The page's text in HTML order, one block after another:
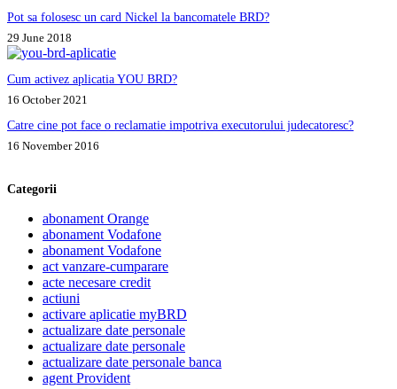
Pot sa folosesc un card Nickel la bancomatele BRD?
29 June 2018
Cum activez aplicatia YOU BRD?
16 October 2021
Catre cine pot face o reclamatie impotriva executorului judecatoresc?
16 November 2016
Categorii
abonament Orange
abonament Vodafone
abonament Vodafone
act vanzare-cumparare
acte necesare credit
actiuni
activare aplicatie myBRD
actualizare date personale
actualizare date personale
actualizare date personale banca
agent Provident